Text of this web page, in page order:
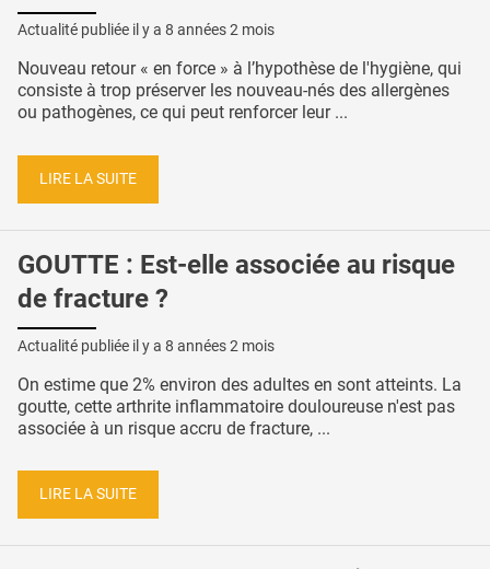
Actualité publiée il y a 8 années 2 mois
Nouveau retour « en force » à l’hypothèse de l'hygiène, qui
consiste à trop préserver les nouveau-nés des allergènes
ou pathogènes, ce qui peut renforcer leur ...
LIRE LA SUITE
GOUTTE : Est-elle associée au risque
de fracture ?
Actualité publiée il y a 8 années 2 mois
On estime que 2% environ des adultes en sont atteints. La
goutte, cette arthrite inflammatoire douloureuse n'est pas
associée à un risque accru de fracture, ...
LIRE LA SUITE